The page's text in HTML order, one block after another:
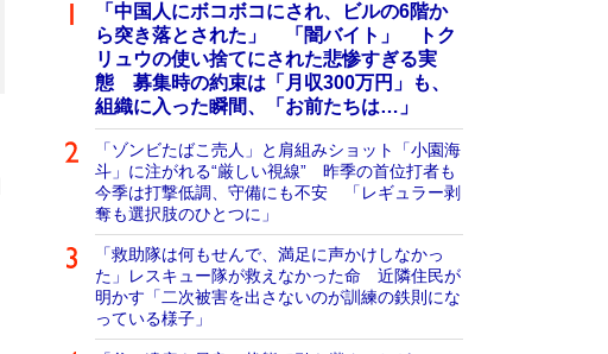
「中国人にボコボコにされ、ビルの6階か
ら突き落とされた」 「闇バイト」 トク
リュウの使い捨てにされた悲惨すぎる実
態 募集時の約束は「月収300万円」も、
組織に入った瞬間、「お前たちは…」
「ゾンビたばこ売人」と肩組みショット「小園海
斗」に注がれる“厳しい視線” 昨季の首位打者も
今季は打撃低調、守備にも不安 「レギュラー剥
奪も選択肢のひとつに」
「救助隊は何もせんで、満足に声かけしなかっ
た」レスキュー隊が救えなかった命 近隣住民が
明かす「二次被害を出さないのが訓練の鉄則にな
っている様子」